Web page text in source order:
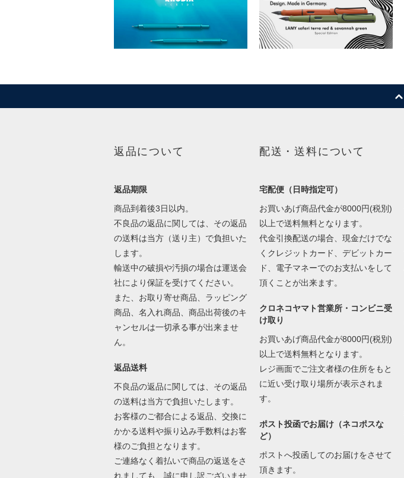
返品について
返品期限
商品到着後3日以内。
不良品の返品に関しては、その返品
の送料は当方（送り主）で負担いた
します。
輸送中の破損や汚損の場合は運送会
社により保証を受けてください。
また、お取り寄せ商品、ラッピング
商品、名入れ商品、商品出荷後のキ
ャンセルは一切承る事が出来ませ
ん。
返品送料
不良品の返品に関しては、その返品
の送料は当方で負担いたします。
お客様のご都合による返品、交換に
かかる送料や振り込み手数料はお客
様のご負担となります。
ご連絡なく着払いで商品の返送をさ
れましても、誠に申し訳ございませ
配送・送料について
宅配便（日時指定可）
お買いあげ商品代金が8000円(税別)
以上で送料無料となります。
代金引換配送の場合、現金だけでな
くクレジットカード、デビットカー
ド、電子マネーでのお支払いをして
頂くことが出来ます。
クロネコヤマト営業所・コンビニ受
け取り
お買いあげ商品代金が8000円(税別)
以上で送料無料となります。
レジ画面でご注文者様の住所をもと
に近い受け取り場所が表示されま
す。
ポスト投函でお届け（ネコポスな
ど）
ポストへ投函してのお届けをさせて
頂きます。